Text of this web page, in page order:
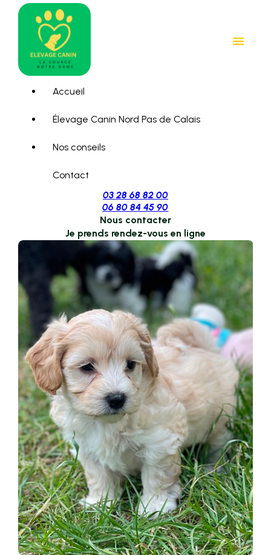
menu
Accueil
Élevage Canin Nord Pas de Calais
Nos conseils
Contact
03 28 68 82 00
06 80 84 45 90
Nous contacter
Je prends rendez-vous en ligne
Panneau de gestion des cookies